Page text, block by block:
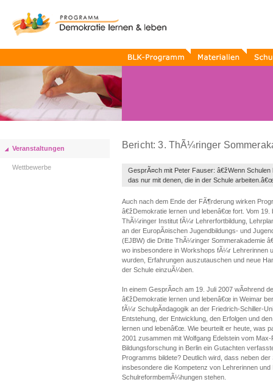
BLK-
Programm
Materialien
Veranstaltungen
Wettbewerbe
Bericht: 3. ThÃ¼ringer
GesprÃ¤ch mit Peter Fauser: â€žWenn
das nur mit denen, die in der Schule
Auch nach dem Ende der FÃ¶rderung wirken
â€žDemokratie lernen und lebenâ€œ fort. Vom 19.
ThÃ¼ringer Institut fÃ¼r Lehrerfortbildung,
an der EuropÃ¤ischen Jugendbildungs- und
(EJBW) die Dritte ThÃ¼ringer Sommerakademie
wo insbesondere in Workshops fÃ¼r Lehrerinnen
wurden, Erfahrungen auszutauschen und neue
der Schule einzuÃ¼ben.
In einem GesprÃ¤ch am 19. Juli 2007 wÃ¤hrend
â€žDemokratie lernen und lebenâ€œ in Weimar
fÃ¼r SchulpÃ¤dagogik an der Friedrich-Schiller-
Entstehung, der Entwicklung, den Erfolgen und
lernen und lebenâ€œ. Wie beurteilt er heute, was
2001 zusammen mit Wolfgang Edelstein vom
Bildungsforschung in Berlin ein Gutachten
Programms bildete? Deutlich wird, dass neben
insbesondere die Kompetenz von Lehrerinnen
SchulreformbemÃ¼hungen stehen.